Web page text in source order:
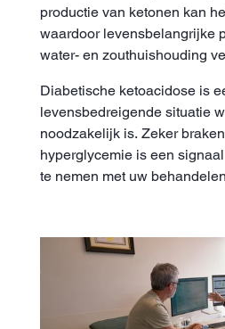
productie van ketonen kan
waardoor levensbelangrijke
water- en zouthuishouding
Diabetische ketoacidose is
levensbedreigende situatie
noodzakelijk is. Zeker
hyperglycemie is een
te nemen met uw